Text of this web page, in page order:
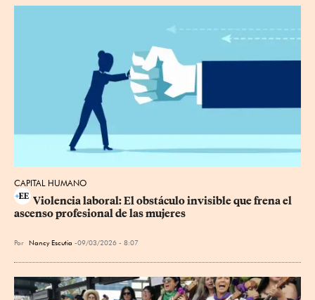
CAPITAL HUMANO
Violencia laboral: El obstáculo invisible que frena el
ascenso profesional de las mujeres
Por Nancy Escutia 09/03/2026 - 8:07